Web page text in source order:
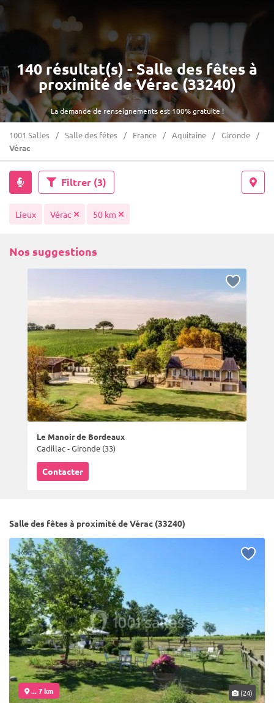
La demande de renseignements est 100% gratuite !
140 résultat(s) - Salle des fêtes à
proximité de Vérac (33240)
1001 Salles Salle des fêtes France Aquitaine
Gironde
Vérac
Filtrer (3)
Lieux Vérac 50 km
Nos suggestions
Le Manoir de Bordeaux
Cadillac - Gironde (33)
Contacter
Salle des fêtes à proximité de Vérac (33240)
... 7 km (24)